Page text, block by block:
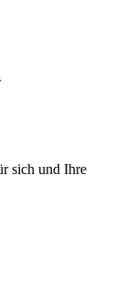
sich und Ihre